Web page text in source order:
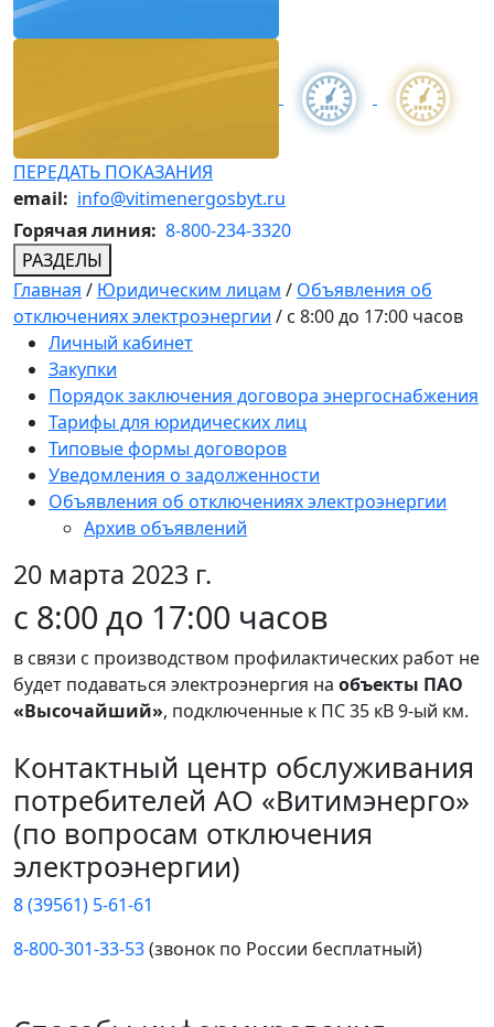
ПЕРЕДАТЬ ПОКАЗАНИЯ
email: info@vitimenergosbyt.ru
Горячая линия: 8-800-234-3320
РАЗДЕЛЫ
Главная / Юридическим лицам / Объявления об
отключениях электроэнергии / с 8:00 до 17:00 часов
Личный кабинет
Закупки
Порядок заключения договора энергоснабжения
Тарифы для юридических лиц
Типовые формы договоров
Уведомления о задолженности
Объявления об отключениях электроэнергии
Архив объявлений
20 марта 2023 г.
с 8:00 до 17:00 часов
в связи с производством профилактических работ не
будет подаваться электроэнергия на объекты ПАО
«Высочайший», подключенные к ПС 35 кВ 9-ый км.
Контактный центр обслуживания
потребителей АО «Витимэнерго»
(по вопросам отключения
электроэнергии)
8 (39561) 5-61-61
8-800-301-33-53(звонок по России бесплатный)